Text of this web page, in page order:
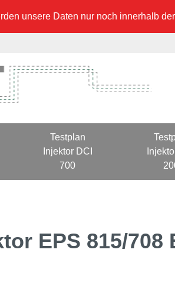
unsere Daten nur noch innerhalb
Testplan
Injektor DCI
700
EPS 815/708